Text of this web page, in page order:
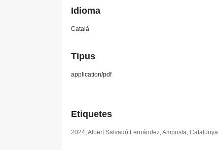
Idioma
Català
Tipus
application/pdf
Etiquetes
2024,Albert Salvadó Fernández,Amposta, Catalunya